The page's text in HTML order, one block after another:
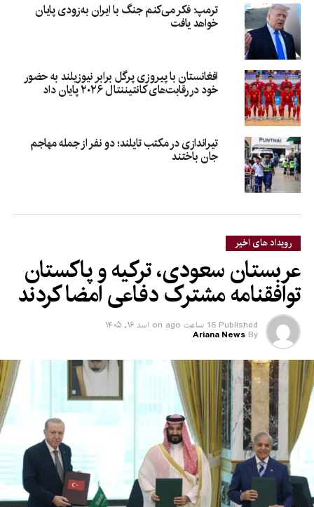
ترمپ: فکر می‌کنم جنگ با ایران به‌زودی پایان
خواهد یافت
افغانستان با پیروزی پرگل برابر نیوزیلند به حضور
خود در رقابت‌های کانتیننتال ۲۰۲۶ پایان داد
تیراندازی در مکتب تایلند؛ دو نفر از جمله مهاجم
جان باختند
رویداد های اخیر
عربستان سعودی، ترکیه و پاکستان
توافقنامه مشترک دفاعی امضا کردند
Published 16 ساعت ago on اسد ۱۶, ۱۴۰۵
By
Ariana News